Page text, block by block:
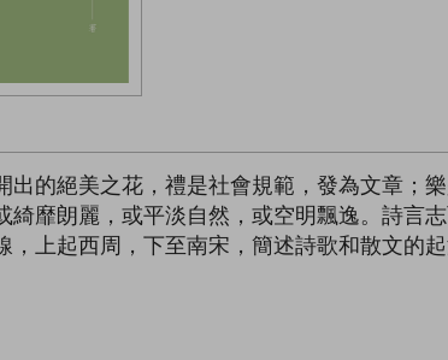
出的絕美之花，禮是社會規範，發為文章；
綺靡朗麗，或平淡自然，或空明飄逸。詩言
，上起西周，下至南宋，簡述詩歌和散文的